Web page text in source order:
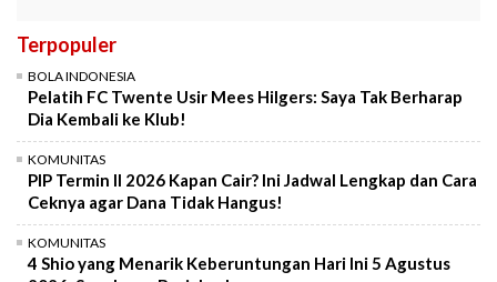
Terpopuler
BOLA INDONESIA
Pelatih FC Twente Usir Mees Hilgers: Saya Tak Berharap
Dia Kembali ke Klub!
KOMUNITAS
PIP Termin II 2026 Kapan Cair? Ini Jadwal Lengkap dan Cara
Ceknya agar Dana Tidak Hangus!
KOMUNITAS
4 Shio yang Menarik Keberuntungan Hari Ini 5 Agustus